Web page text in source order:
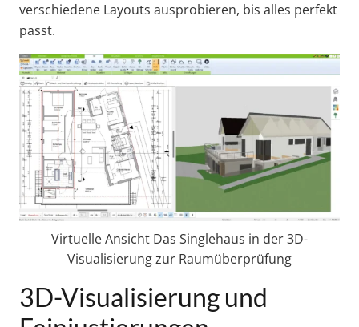
verschiedene Layouts ausprobieren, bis alles perfekt
passt.
Virtuelle Ansicht Das Singlehaus in der 3D-
Visualisierung zur Raumüberprüfung
3D-Visualisierung und